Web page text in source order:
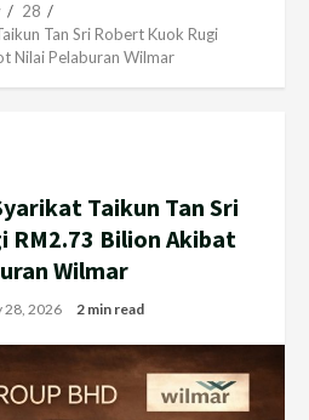
28
Tan Sri Robert Kuok Rugi
Nilai Pelaburan Wilmar
Taikun Tan Sri
RM2.73 Bilion Akibat
Wilmar
28, 2026 2 min read